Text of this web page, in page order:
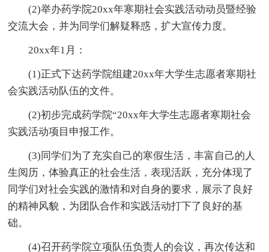
(2)举办药学院20xx年寒期社会实践活动动员暨经验
交流大会，并为同学们解疑释惑，扩大宣传力度。
20xx年1月：
(1)正式下达药学院组建20xx年大学生志愿者寒期社
会实践活动队伍的文件。
(2)初步完成药学院“20xx年大学生志愿者寒期社会
实践活动项目申报工作。
(3)同学们为了充实自己的寒假生活，丰富自己的人
生阅历，体验真正的社会生活，表现活跃，充分体现了
同学们对社会实践的激情和对自身的要求，展示了良好
的精神风貌，为团队合作和实践活动打下了良好的基
础。
(4)召开药学院立项队伍负责人的会议，再次传达和